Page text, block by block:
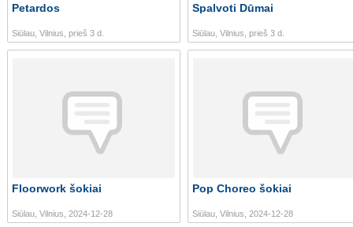
Petardos
Siūlau, Vilnius, prieš 3 d.
Spalvoti Dūmai
Siūlau, Vilnius, prieš 3 d.
Floorwork šokiai
Siūlau, Vilnius, 2024-12-28
Pop Choreo šokiai
Siūlau, Vilnius, 2024-12-28